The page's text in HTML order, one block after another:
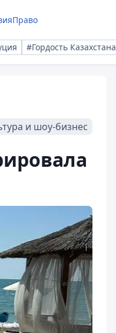
Право
#Гордость Казахстана
и шоу-бизнес